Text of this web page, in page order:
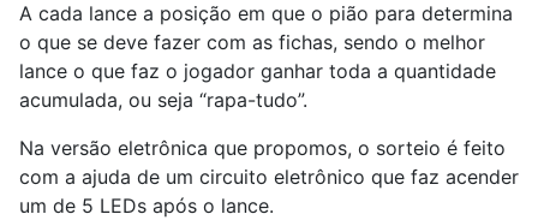
A cada lance a posição em que o pião para determina
o que se deve fazer com as fichas, sendo o melhor
lance o que faz o jogador ganhar toda a quantidade
acumulada, ou seja “rapa-tudo”.
Na versão eletrônica que propomos, o sorteio é feito
com a ajuda de um circuito eletrônico que faz acender
um de 5 LEDs após o lance.